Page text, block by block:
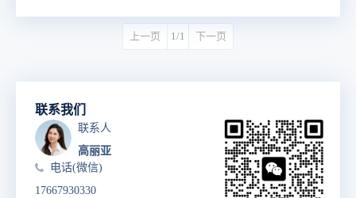
上一页 1/1 下一页
联系我们
联系人
高丽亚
电话(微信)
17667930330